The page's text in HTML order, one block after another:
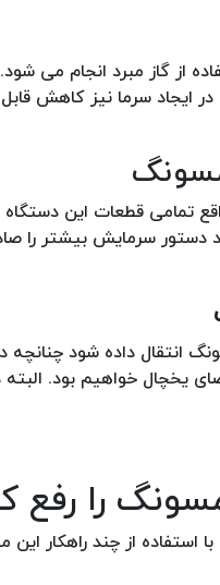
از گاز مبرد انجام می
ایجاد سرما نیز کاهش
تمامی قطعات این دستگاه
سرمایش بیشتر را
داده شود چنانچه
خواهیم بود. البته
را رفع
از چند راهکار این